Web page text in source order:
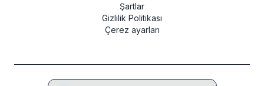
Şartlar
Gizlilik Politikası
Çerez ayarları